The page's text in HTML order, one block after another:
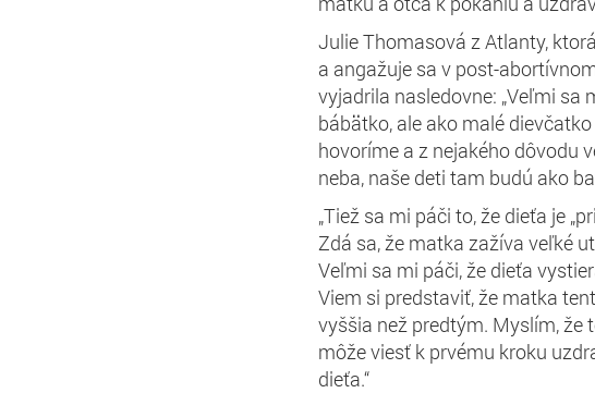
Julie Thomasová z Atlanty,
a angažuje sa v post-
vyjadrila nasledovne: „Veľmi sa
bábätko, ale ako malé
hovoríme a z nejakého dôvodu
neba, naše deti tam budú ako
„Tiež sa mi páči to, že dieťa je
Zdá sa, že matka zažíva veľké
Veľmi sa mi páči, že dieťa
Viem si predstaviť, že matka
vyššia než predtým. Myslím, že
môže viesť k prvému kroku
dieťa.“